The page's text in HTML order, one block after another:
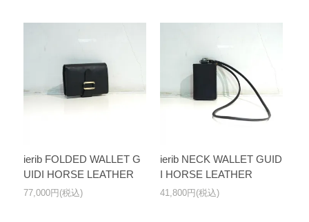
ierib FOLDED WALLET G
UIDI HORSE LEATHER
77,000円(税込)
ierib NECK WALLET GUID
I HORSE LEATHER
41,800円(税込)